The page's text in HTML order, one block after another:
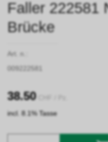
Faller 222581
Brücke
Art. n.:
009222581
38.50
incl. 8.1% Tasse